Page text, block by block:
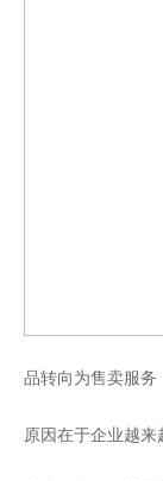
供给
品转向为售卖服务
前几年IT界
原因在于企业越
设备在灵活